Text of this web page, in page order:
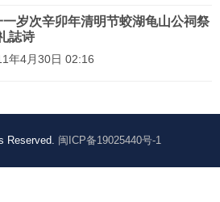
一岁次辛卯年清明节蛟湖龟山公祠祭
誌诗
年4月30日 02:16
Reserved. 闽ICP备19025440号-1